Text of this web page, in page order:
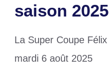
saison
La Super Coupe
mardi 6 août 2025